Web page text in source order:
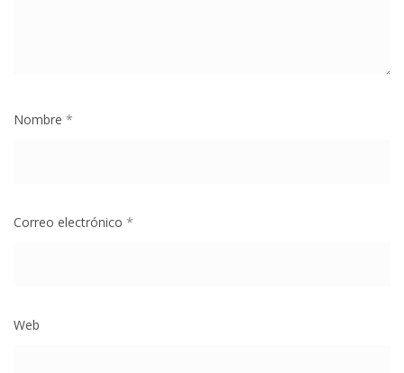
Nombre *
Correo electrónico *
Web